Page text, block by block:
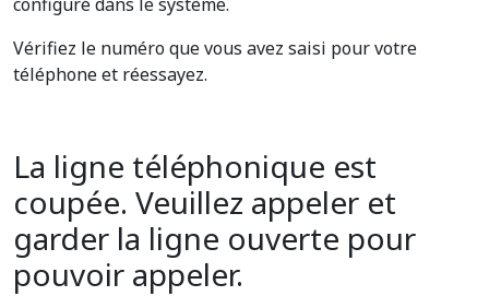
Vérifiez le numéro que vous avez saisi pour votre
téléphone et réessayez.
La ligne téléphonique est
coupée. Veuillez appeler et
garder la ligne ouverte pour
pouvoir appeler.